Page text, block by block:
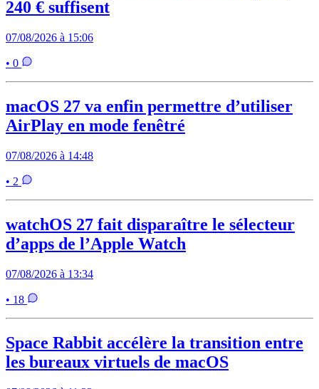
240 € suffisent
07/08/2026 à 15:06
• 0
macOS 27 va enfin permettre d’utiliser
AirPlay en mode fenêtré
07/08/2026 à 14:48
• 2
watchOS 27 fait disparaître le sélecteur
d’apps de l’Apple Watch
07/08/2026 à 13:34
• 18
Space Rabbit accélère la transition entre
les bureaux virtuels de macOS